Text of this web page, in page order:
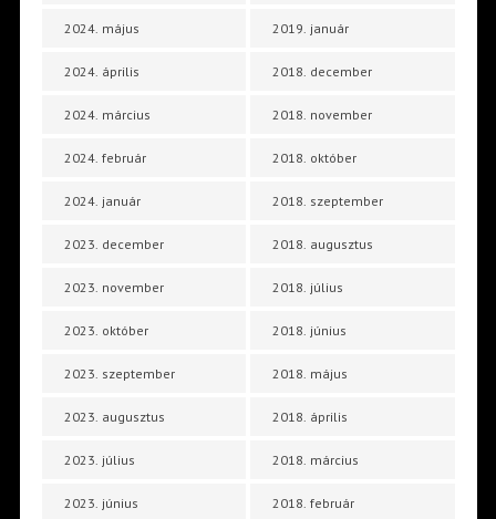
2024. május
2024. április
2024. március
2024. február
2024. január
2023. december
2023. november
2023. október
2023. szeptember
2023. augusztus
2023. július
2023. június
2019. január
2018. december
2018. november
2018. október
2018. szeptember
2018. augusztus
2018. július
2018. június
2018. május
2018. április
2018. március
2018. február